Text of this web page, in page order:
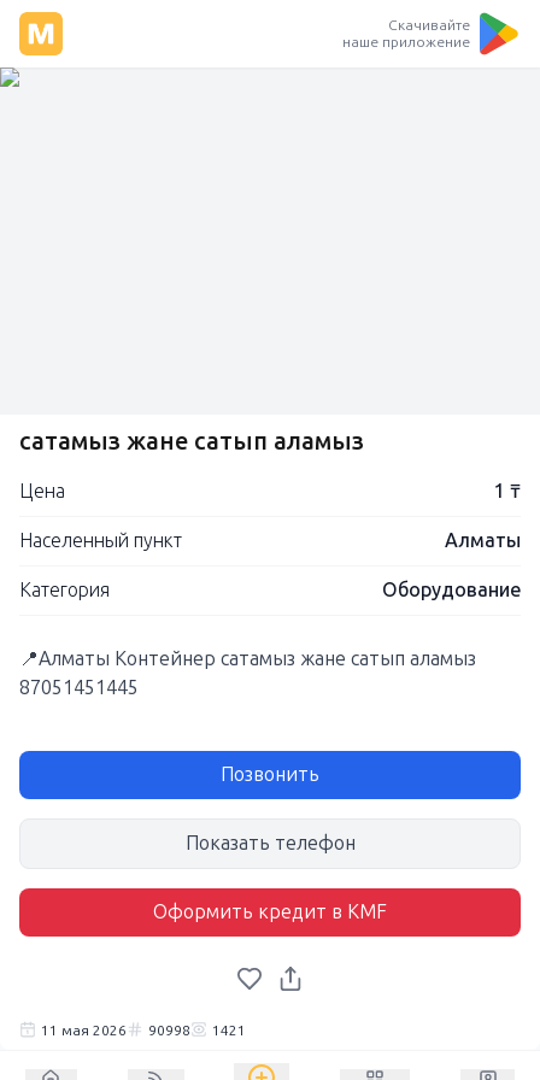
Скачивайте
наше приложение
сатамыз жане сатып аламыз
Цена 1 ₸
Населенный пункт Алматы
Категория Оборудование
📍Алматы Контейнер сатамыз жане сатып аламыз
87051451445
Позвонить
Показать телефон
Оформить кредит в KMF
11 мая 2026 90998 1421